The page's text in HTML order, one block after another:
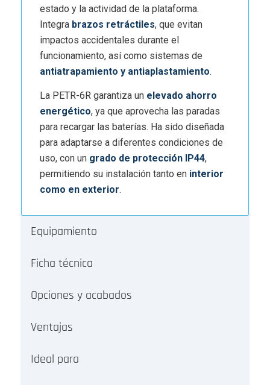
estado y la actividad de la plataforma.
Integra brazos retráctiles, que evitan
impactos accidentales durante el
funcionamiento, así como sistemas de
antiatrapamiento y antiaplastamiento.
La PETR-6R garantiza un elevado ahorro
energético, ya que aprovecha las paradas
para recargar las baterías. Ha sido diseñada
para adaptarse a diferentes condiciones de
uso, con un grado de protección IP44,
permitiendo su instalación tanto en interior
como en exterior.
Equipamiento
Ficha técnica
Opciones y acabados
Ventajas
Ideal para